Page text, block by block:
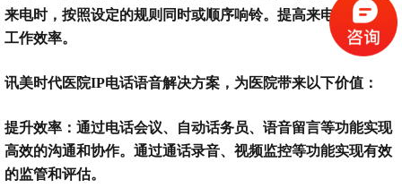
来电时，按照设定的规则同时或顺序响铃。提高来电接通率和
工作效率。
讯美时代医院IP电话语音解决方案，为医院带来以下价值：
提升效率：通过电话会议、自动话务员、语音留言等功能实现
高效的沟通和协作。通过通话录音、视频监控等功能实现有效
的监管和评估。